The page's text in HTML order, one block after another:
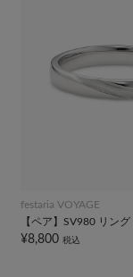
festaria VOYAGE
【ペア】SV980 リング
¥8,800 税込